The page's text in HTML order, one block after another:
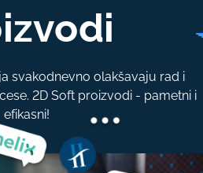
2D Soft proizvodi - pametni i
efikasni!